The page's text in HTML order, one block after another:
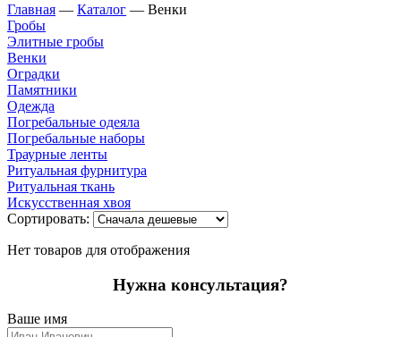
Главная — Каталог — Венки
Гробы
Элитные гробы
Венки
Оградки
Памятники
Одежда
Погребальные одеяла
Погребальные наборы
Траурные ленты
Ритуальная фурнитура
Ритуальная ткань
Искусственная хвоя
Сортировать:
Нет товаров для отображения
Нужна консультация?
Ваше имя